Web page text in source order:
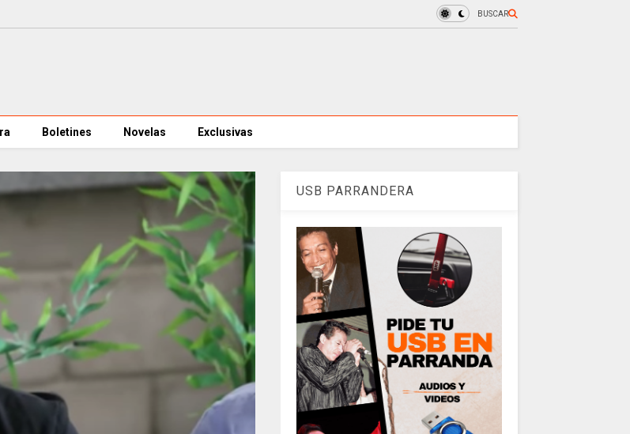
BUSCAR
Boletines Novelas Exclusivas
USB PARRANDERA